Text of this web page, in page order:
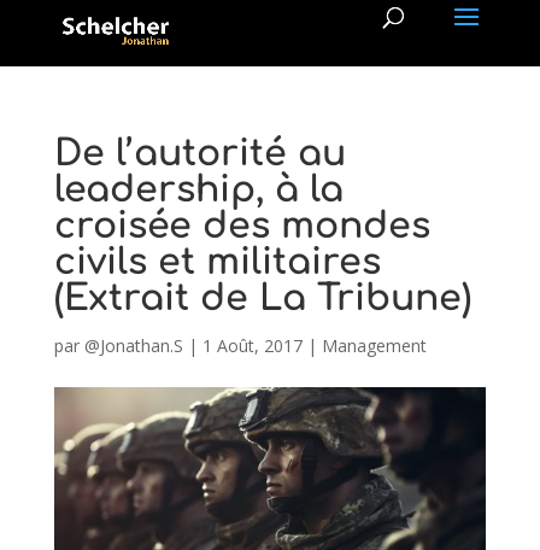
De l’autorité au
leadership, à la
croisée des mondes
civils et militaires
(Extrait de La Tribune)
par @Jonathan.S | 1 Août, 2017| Management